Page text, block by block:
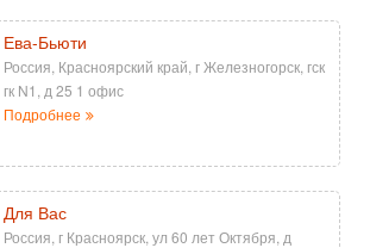
Ева-Бьюти
Россия, Красноярский край, г Железногорск, гск
гк N1, д 25 1 офис
Подробнее
Для Вас
Россия, г Красноярск, ул 60 лет Октября, д